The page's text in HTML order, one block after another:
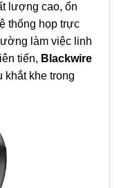
lượng cao, ổn
thống họp trực
làm việc linh
tiến, Blackwire
khắt khe trong